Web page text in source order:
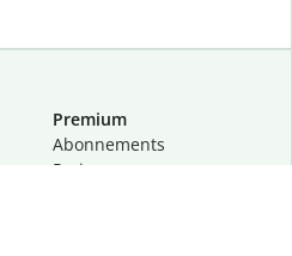
Premium
Abon­ne­ments
Preise